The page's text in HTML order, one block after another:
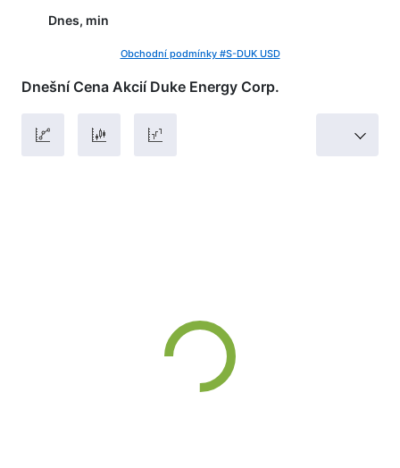
Dnešní Cena Akcií Duke Energy Corp.
Dnes, min
Obchodní podmínky #S-DUK USD